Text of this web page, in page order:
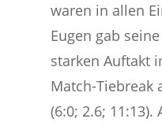
waren in allen
Eugen gab
starken Auftakt
Match-Tiebreak
(6:0; 2.6; 11:13).